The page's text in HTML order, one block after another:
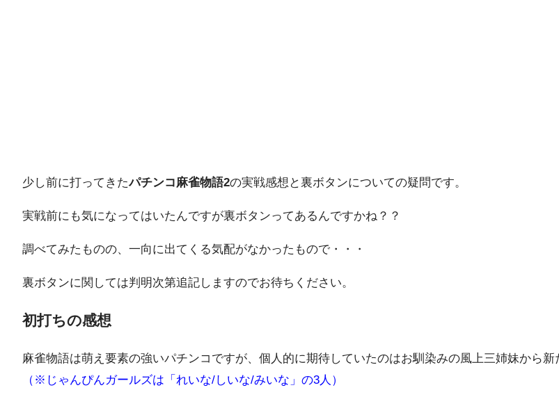
少し前に打ってきたパチンコ麻雀物語2の実戦感想と裏ボタンについての疑問です。
実戦前にも気になってはいたんですが裏ボタンってあるんですかね？？
調べてみたものの、一向に出てくる気配がなかったもので・・・
裏ボタンに関しては判明次第追記しますのでお待ちください。
初打ちの感想
麻雀物語は萌え要素の強いパチンコですが、個人的に期待していたのはお馴染みの風上三姉妹から
（※じゃんぴんガールズは「れいな/しいな/みいな」の3人）